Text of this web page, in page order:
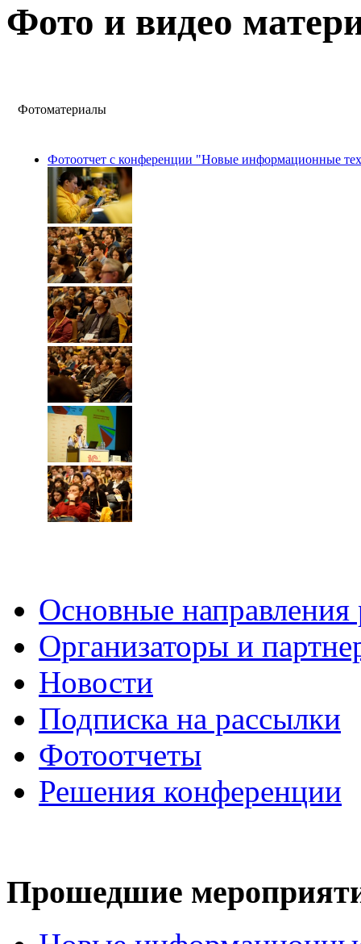
Фото и видео
Фотоматериалы
Фотоотчет с конференции "Новые информационные
Основные направления
Организаторы и
Новости
Подписка на рассылки
Фотоотчеты
Решения конференции
Прошедшие